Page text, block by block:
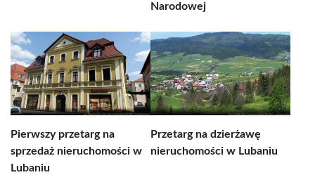
Narodowej
Pierwszy przetarg na
sprzedaż nieruchomości w
Lubaniu
Przetarg na dzierżawę
nieruchomości w Lubaniu